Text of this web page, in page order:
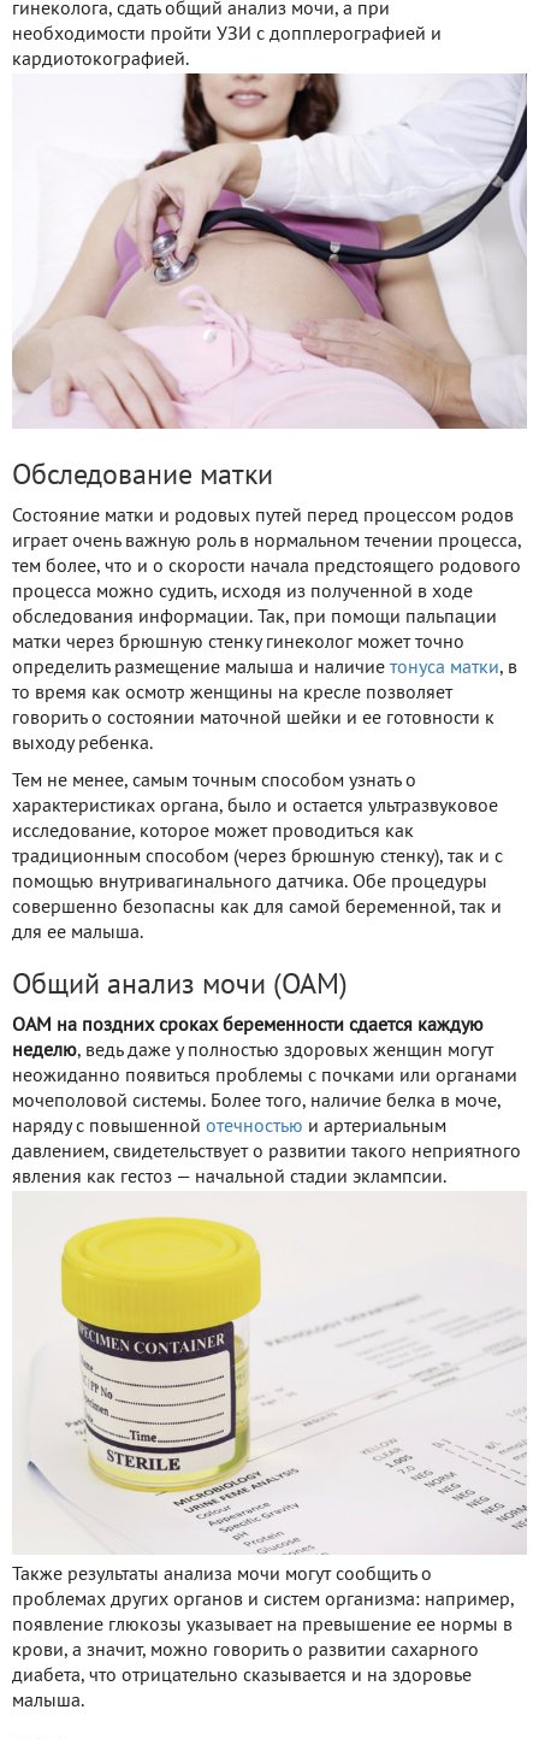
гинеколога, сдать общий анализ мочи, а при
необходимости пройти УЗИ с допплерографией и
кардиотокографией.
Обследование матки
Состояние матки и родовых путей перед процессом родов
играет очень важную роль в нормальном течении процесса,
тем более, что и о скорости начала предстоящего родового
процесса можно судить, исходя из полученной в ходе
обследования информации. Так, при помощи пальпации
матки через брюшную стенку гинеколог может точно
определить размещение малыша и наличие тонуса матки, в
то время как осмотр женщины на кресле позволяет
говорить о состоянии маточной шейки и ее готовности к
выходу ребенка.
Тем не менее, самым точным способом узнать о
характеристиках органа, было и остается ультразвуковое
исследование, которое может проводиться как
традиционным способом (через брюшную стенку), так и с
помощью внутривагинального датчика. Обе процедуры
совершенно безопасны как для самой беременной, так и
для ее малыша.
Общий анализ мочи (ОАМ)
ОАМ на поздних сроках беременности сдается каждую
неделю, ведь даже у полностью здоровых женщин могут
неожиданно появиться проблемы с почками или органами
мочеполовой системы. Более того, наличие белка в моче,
наряду с повышенной отечностью и артериальным
давлением, свидетельствует о развитии такого неприятного
явления как гестоз — начальной стадии эклампсии.
Также результаты анализа мочи могут сообщить о
проблемах других органов и систем организма: например,
появление глюкозы указывает на превышение ее нормы в
крови, а значит, можно говорить о развитии сахарного
диабета, что отрицательно сказывается и на здоровье
малыша.